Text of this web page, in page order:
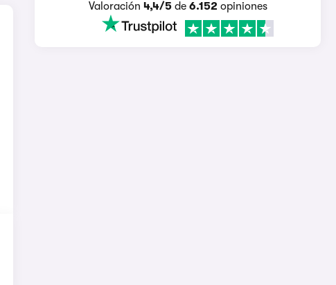
Valoración 4,4/5de 6.152 opiniones